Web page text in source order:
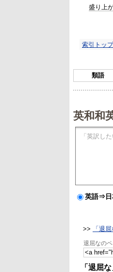
盛り上
索引トップ
類語
英和和
英語⇒日
>> 「退
退屈なの
「退屈